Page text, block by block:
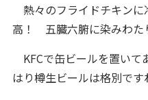
熱々のフライドチキンに
高！ 五臓六腑に染みわた
KFCで缶ビールを置いて
はり樽生ビールは格別です